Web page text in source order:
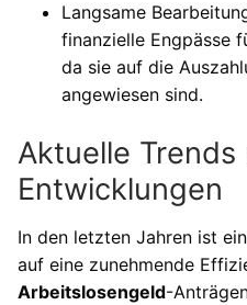
Langsame
finanzielle Engpässe
da sie auf die
angewiesen sind.
Aktuelle Trends
Entwicklungen
In den letzten Jahren ist
auf eine zunehmende
Arbeitslosengeld-